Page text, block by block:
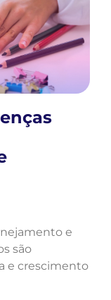
e
são
e crescimento